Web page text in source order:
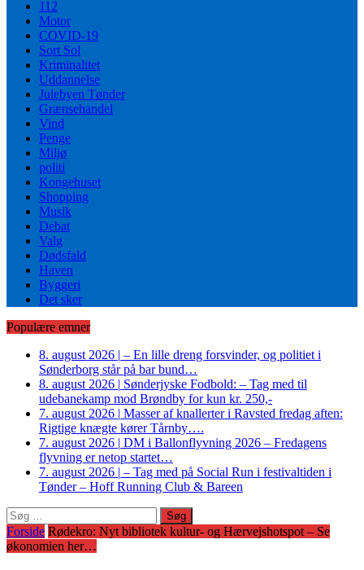
112
Motor
COVID-19
Sort Sol
Kriminalitet
Uddannelse
Julebyen Tønder
Grænsehandel
Vind
Penge
Miljø
politi
Kongehuset
Shopping
Musik
Debat
Valg
Dødsfald
Haven
Byggeri
Det sker
Populære emner
8. august 2026 | – En lille dreng forsvinder, og politiet i
Sønderborg står på bar bund…
8. august 2026 | Sønderjyske Fodbold: – Tag med til
udebanekamp mod Brøndby for kun kr. 250,-
7. august 2026 | Masser af knallerter i Ravsted fredag aften:
Rigtige knægte kører Tårnby….
7. august 2026 | DM i Ballonflyvning 2026 – Fredagens
flyvning er netop startet…
7. august 2026 | – Tag med på Social Run i festivaltiden i
Tønder – Hoff Running Club & Bareen
Søg
efter:
Forside Rødekro: Nyt bibliotek kultur- og Hærvejshotspot – Se
økonomien her…